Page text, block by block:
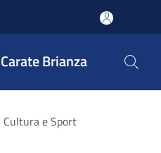
Brianza
Cultura e Sport